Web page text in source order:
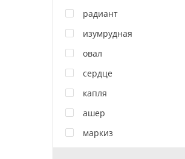
радиант
изумрудная
овал
сердце
капля
ашер
маркиз